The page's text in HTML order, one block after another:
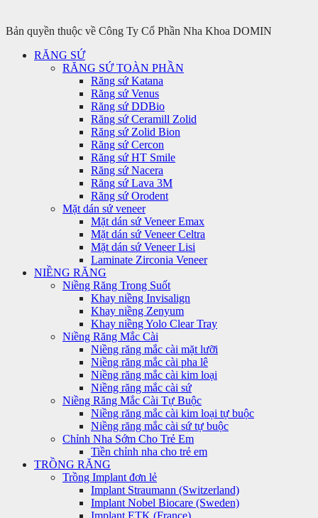
Bản quyền thuộc về Công Ty Cổ Phần Nha Khoa DOMIN
RĂNG SỨ
RĂNG SỨ TOÀN PHẦN
Răng sứ Katana
Răng sứ Venus
Răng sứ DDBio
Răng sứ Ceramill Zolid
Răng sứ Zolid Bion
Răng sứ Cercon
Răng sứ HT Smile
Răng sứ Nacera
Răng sứ Lava 3M
Răng sứ Orodent
Mặt dán sứ veneer
Mặt dán sứ Veneer Emax
Mặt dán sứ Veneer Celtra
Mặt dán sứ Veneer Lisi
Laminate Zirconia Veneer
NIỀNG RĂNG
Niềng Răng Trong Suốt
Khay niềng Invisalign
Khay niềng Zenyum
Khay niềng Yolo Clear Tray
Niềng Răng Mắc Cài
Niềng răng mắc cài mặt lưỡi
Niềng răng mắc cài pha lê
Niềng răng mắc cài kim loại
Niềng răng mắc cài sứ
Niềng Răng Mắc Cài Tự Buộc
Niềng răng mắc cài kim loại tự buộc
Niềng răng mắc cài sứ tự buộc
Chỉnh Nha Sớm Cho Trẻ Em
Tiền chỉnh nha cho trẻ em
TRỒNG RĂNG
Trồng Implant đơn lẻ
Implant Straumann (Switzerland)
Implant Nobel Biocare (Sweden)